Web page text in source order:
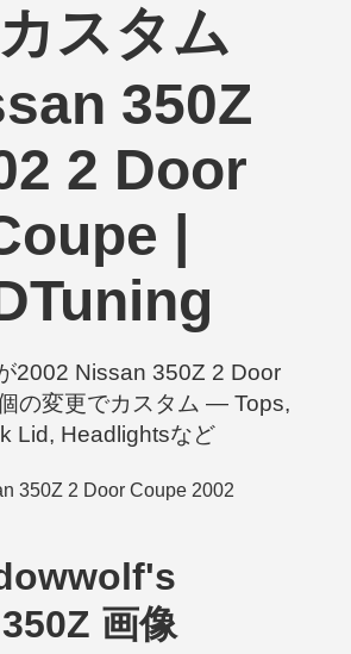
スタム
350Z
2 Door
|
が2002 Nissan 350Z 2 Door
の変更でカスタム — Tops,
Lid, Headlightsなど
画像